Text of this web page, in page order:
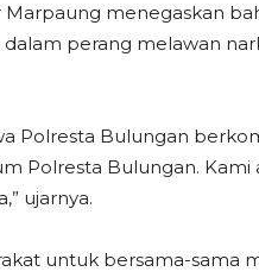
menegaskan
perang melawan
Polresta Bulungan
Polresta Bulungan.
ujarnya.
untuk bersama-sama